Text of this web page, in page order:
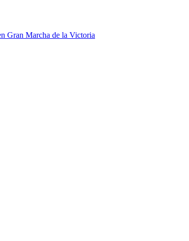
Gran Marcha de la Victoria